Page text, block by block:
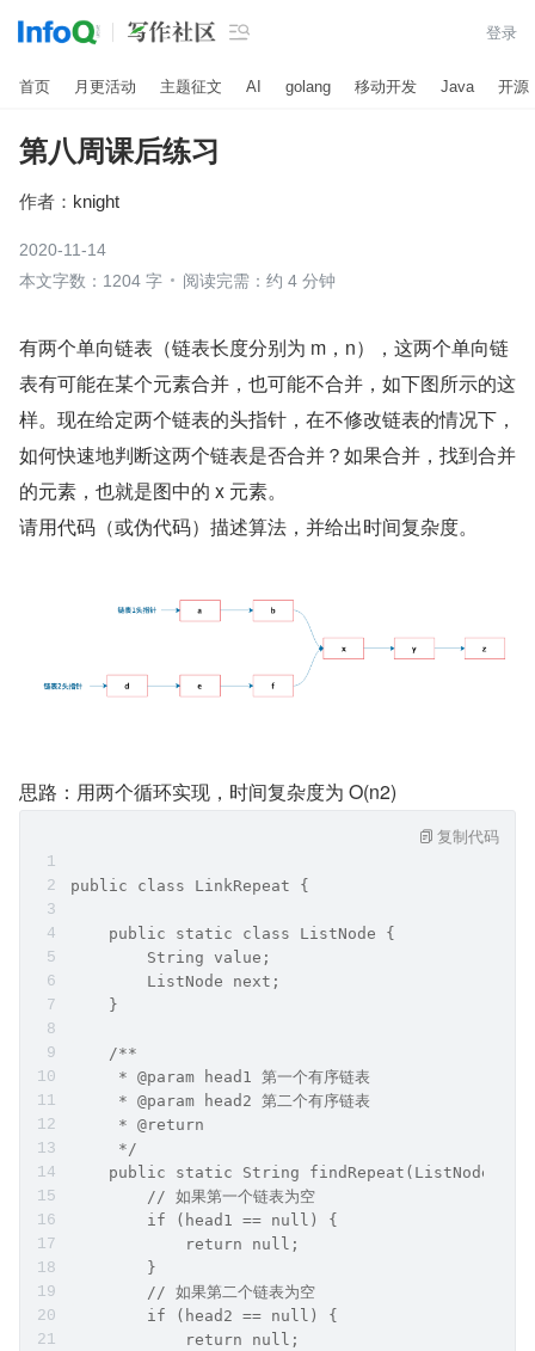
 登录
首页 月更活动 主题征文 AI golang 移动开发 Java 开源
第八周课后练习
作者： knight
2020-11-14
本文字数：1204 字
阅读完需：约 4 分钟
有两个单向链表（链表长度分别为 m，n），这两个单向链
表有可能在某个元素合并，也可能不合并，如下图所示的这
样。现在给定两个链表的头指针，在不修改链表的情况下，
如何快速地判断这两个链表是否合并？如果合并，找到合并
的元素，也就是图中的 x 元素。
请用代码（或伪代码）描述算法，并给出时间复杂度。
思路：用两个循环实现，时间复杂度为 Ο(n2)
public class LinkRepeat {
    public static class ListNode {
        String value;
        ListNode next;
    }
    /**
     * @param head1 第一个有序链表
     * @param head2 第二个有序链表
     * @return
     */
public static String findRepeat(ListNode
        // 如果第一个链表为空
        if (head1 == null) {
            return null;
        }
        // 如果第二个链表为空
        if (head2 == null) {
            return null;
复制代码